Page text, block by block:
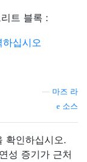
트 블록 :
마즈 라
소스
확인하십시오.
성 증기가 근처